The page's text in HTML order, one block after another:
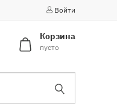
Войти
Корзина
пусто